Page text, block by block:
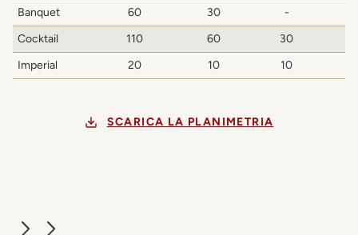
Banquet
60 30
-
Cocktail
110 60
30
Imperial
20 10 10
SCARICA LA PLANIMETRIA